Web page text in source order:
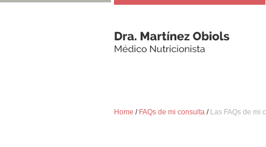
Home / FAQs de mi consulta / Las FAQs de mi